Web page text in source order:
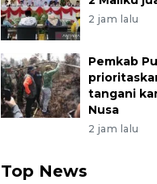
2 jam lalu
Pemkab
tangani
Nusa
2 jam lalu
Top News